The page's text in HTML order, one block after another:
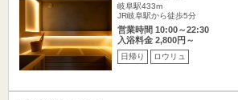
岐阜駅433m
JR岐阜駅から徒歩5分
営業時間 10:00～22:30
入浴料金 2,800円～
日帰り ロウリュ